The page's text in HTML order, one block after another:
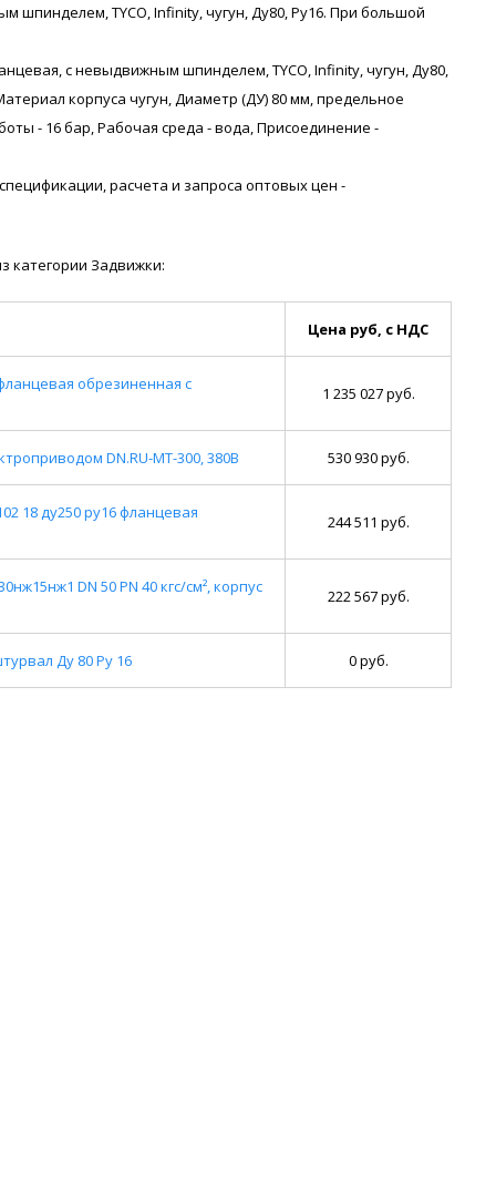
TYCO, Infinity, чугун, Ду80, Ру16. При большой
с невыдвижным шпинделем, TYCO, Infinity, чугун, Ду80,
корпуса чугун, Диаметр (ДУ) 80 мм, предельное
- 16 бар, Рабочая среда - вода, Присоединение -
спецификации, расчета и запроса оптовых цен -
категории Задвижки:
Цена руб, с НДС
обрезиненная с
1 235 027 руб.
DN.RU-МТ-300, 380В 530 930 руб.
18 ду250 ру16 фланцевая
244 511 руб.
DN 50 PN 40 кгс/см², корпус
222 567 руб.
Ду 80 Ру 16 0 руб.